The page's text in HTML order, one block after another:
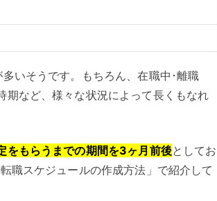
いそうです。もちろん、在職中･離職
期など、様々な状況によって長くもなれ
をもらうまでの期間を3ヶ月前後としてお
職スケジュールの作成方法」で紹介して